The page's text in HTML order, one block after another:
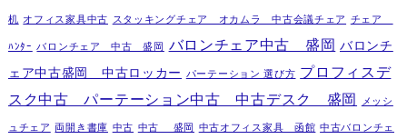
机 オフィス家具中古 スタッキングチェア オカムラ 中古会議チェア チェア
ﾊﾝﾀｰ バロンチェア 中古 盛岡 バロンチェア中古 盛岡 バロンチ
ェア中古盛岡 中古ロッカー
パーテーション 選び方 プロフィスデ
スク中古 パーテーション中古 中古デスク 盛岡
メッシ
ュチェア 両開き書庫 中古 中古 盛岡 中古オフィス家具 函館 中古バロンチェ